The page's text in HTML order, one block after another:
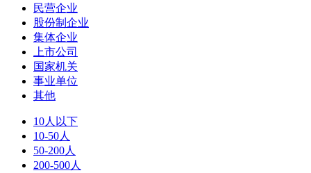
民营企业
股份制企业
集体企业
上市公司
国家机关
事业单位
其他
10人以下
10-50人
50-200人
200-500人